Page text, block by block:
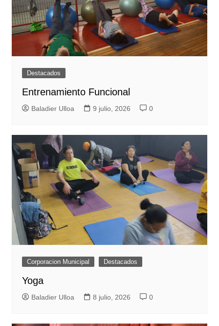
Destacados
Entrenamiento Funcional
Baladier Ulloa 9 julio, 2026 0
Corporacion Municipal Destacados
Yoga
Baladier Ulloa 8 julio, 2026 0